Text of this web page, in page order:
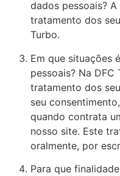
dados pessoais?
tratamento dos
Turbo.
Em que situações
pessoais? Na
tratamento dos
seu
quando contrata
nosso site. Este
oralmente, por
Para que